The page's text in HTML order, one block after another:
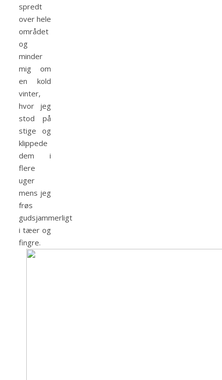
spredt
over hele
området
og
minder
mig om
en kold
vinter,
hvor jeg
stod på
stige og
klippede
dem i
flere
uger
mens jeg
frøs
gudsjammerligt
i tæer og
fingre.